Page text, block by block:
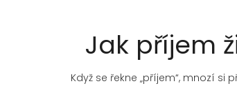
Jak příjem
Když se řekne „příjem“, mnozí